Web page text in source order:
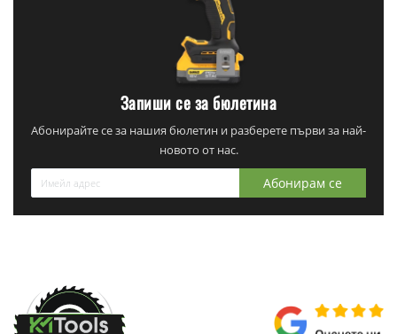
Запиши се за бюлетина
Абонирайте се за нашия бюлетин и разберете първи за най-
новото от нас.
Абонирам се